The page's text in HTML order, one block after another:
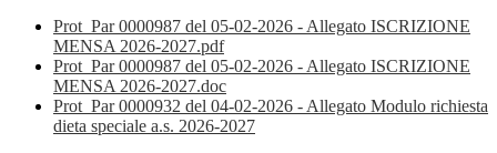
Prot_Par 0000987 del 05-02-2026 - Allegato ISCRIZIONE
MENSA 2026-2027.pdf
Prot_Par 0000987 del 05-02-2026 - Allegato ISCRIZIONE
MENSA 2026-2027.doc
Prot_Par 0000932 del 04-02-2026 - Allegato Modulo richiesta
dieta speciale a.s. 2026-2027